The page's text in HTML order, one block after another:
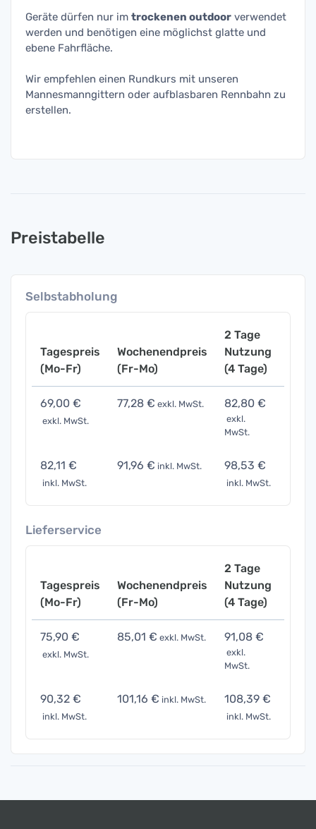
Geräte dürfen nur im trockenen outdoor verwendet
werden und benötigen eine möglichst glatte und
ebene Fahrfläche.
Wir empfehlen einen Rundkurs mit unseren
Mannesmanngittern oder aufblasbaren Rennbahn zu
erstellen.
Preistabelle
Selbstabholung
Tagespreis
(Mo-Fr)
Wochenendpreis
(Fr-Mo)
2 Tage
Nutzung
(4 Tage)
69,00 €
exkl. MwSt.
77,28 € exkl. MwSt. 82,80 €
exkl.
MwSt.
82,11 €
inkl. MwSt.
91,96 € inkl. MwSt. 98,53 €
inkl. MwSt.
Lieferservice
Tagespreis
(Mo-Fr)
Wochenendpreis
(Fr-Mo)
2 Tage
Nutzung
(4 Tage)
75,90 €
exkl. MwSt.
85,01 € exkl. MwSt. 91,08 €
exkl.
MwSt.
90,32 €
inkl. MwSt.
101,16 € inkl. MwSt. 108,39 €
inkl. MwSt.